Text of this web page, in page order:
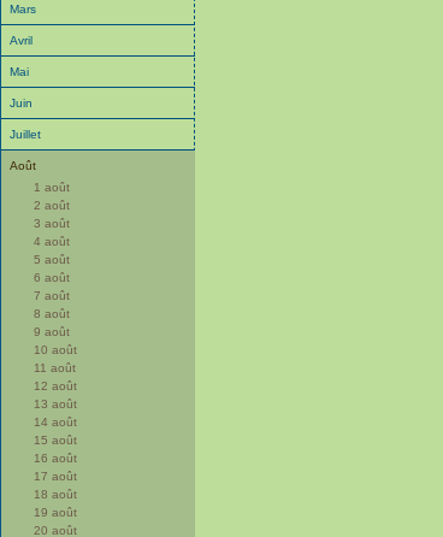
Mars
Avril
Mai
Juin
Juillet
Août
1 août
2 août
3 août
4 août
5 août
6 août
7 août
8 août
9 août
10 août
11 août
12 août
13 août
14 août
15 août
16 août
17 août
18 août
19 août
20 août